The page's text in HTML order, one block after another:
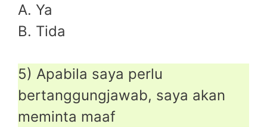
A. Ya
B. Tida
5) Apabila saya perlu
bertanggungjawab, saya akan
meminta maaf